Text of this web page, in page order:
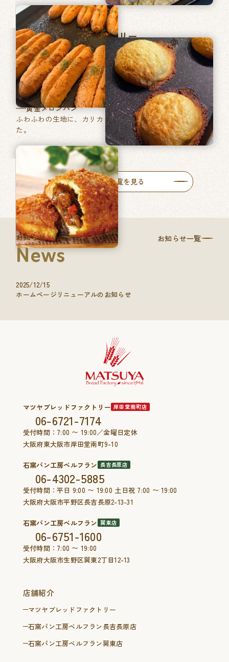
マツヤブレッドファクトリー
巽東店
牛肉ゴロッとカレーパン
牛肉がゴロッと入った特製カレーをたっぷりと使った自慢の
一品です。
黄金メロンパン
ふわふわの生地に、カリカリ食感のメロン皮を包みあげまし
た。
人気商品一覧を見る
お知らせ
News
お知らせ一覧
2025/12/15
ホームページリニューアルのお知らせ
マツヤブレッドファクトリー 岸田堂南町店
06-6721-7174
受付時間：7:00 〜 19:00／金曜日定休
大阪府東大阪市岸田堂南町9-10
石窯パン工房ベルフラン 長吉長原店
06-4302-5885
受付時間：平日 9:00 〜 19:00 土日祝 7:00 〜 19:00
大阪府大阪市平野区長吉長原2-13-31
石窯パン工房ベルフラン 巽東店
06-6751-1600
受付時間：7:00 〜 19:00
大阪府大阪市生野区巽東2丁目12-13
店舗紹介
マツヤブレッドファクトリー
石窯パン工房ベルフラン長吉長原店
石窯パン工房ベルフラン巽東店